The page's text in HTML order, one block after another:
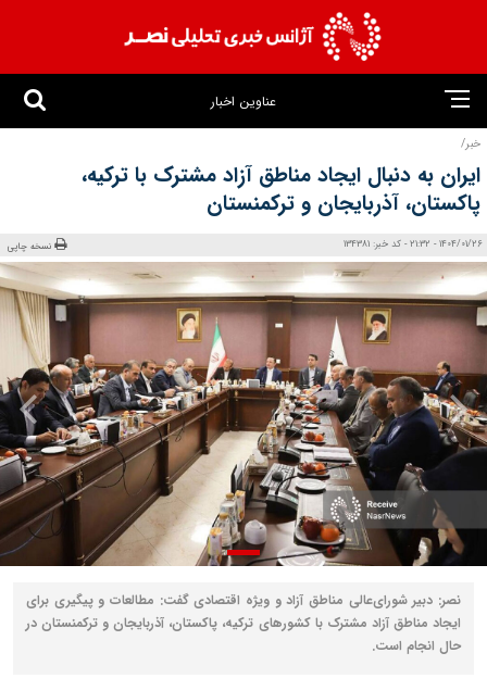
عناوین اخبار
خبر/
ایران به دنبال ایجاد مناطق آزاد مشترک با ترکیه،
پاکستان، آذربایجان و ترکمنستان
1404/01/26 - 21:32 - کد خبر: 134381 نسخه چاپی
نصر: دبیر شورای‌عالی مناطق آزاد و ویژه اقتصادی گفت: مطالعات و پیگیری برای
ایجاد مناطق آزاد مشترک با کشورهای ترکیه، پاکستان، آذربایجان و ترکمنستان در
حال انجام است.